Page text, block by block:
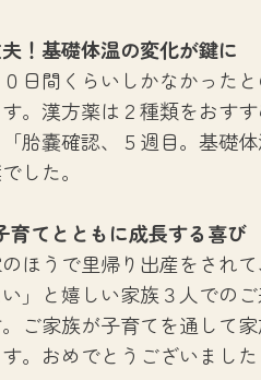
！基礎体温の変化が鍵に
日間くらいしかなかった
。漢方薬は２種類をおす
胎嚢確認、５週目。基礎
した。
育てとともに成長する喜び
ほうで里帰り出産をされ
」と嬉しい家族３人での
ご家族が子育てを通して
。おめでとうございました